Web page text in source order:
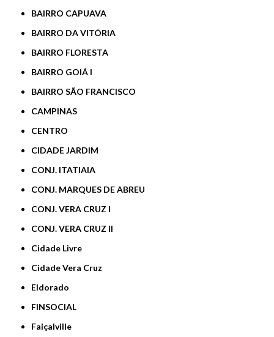
BAIRRO CAPUAVA
BAIRRO DA VITÓRIA
BAIRRO FLORESTA
BAIRRO GOIÁ I
BAIRRO SÃO FRANCISCO
CAMPINAS
CENTRO
CIDADE JARDIM
CONJ. ITATIAIA
CONJ. MARQUES DE ABREU
CONJ. VERA CRUZ I
CONJ. VERA CRUZ II
Cidade Livre
Cidade Vera Cruz
Eldorado
FINSOCIAL
Faiçalville